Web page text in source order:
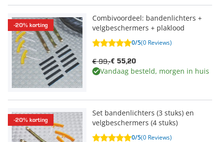
-20% korting
Combivoordeel: bandenlichters +
velgbeschermers + plaklood
0/5(0 Reviews)
€ 55,20
€ 99,-
Vandaag besteld, morgen in huis
-20% korting
Set bandenlichters (3 stuks) en
velgbeschermers (4 stuks)
0/5(0 Reviews)